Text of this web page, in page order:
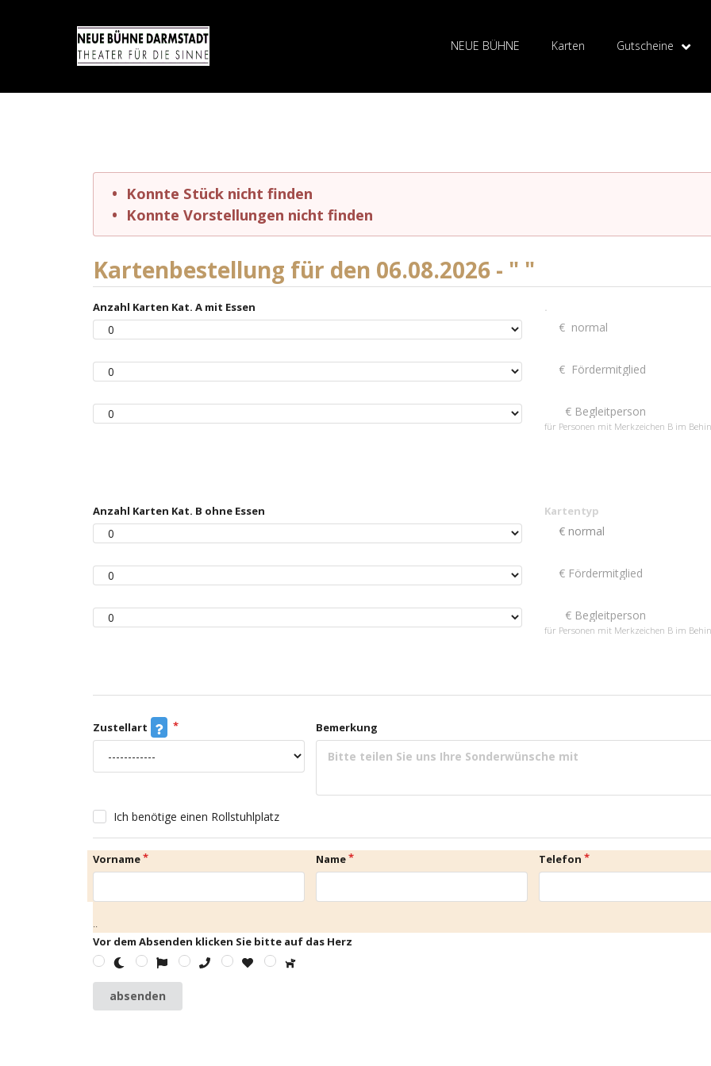
NEUE BÜHNE Karten Gutscheine
Konnte Stück nicht finden
Konnte Vorstellungen nicht finden
Kartenbestellung für den 06.08.2026 - " "
Anzahl Karten Kat. A mit Essen .
für Personen mit Merkzeichen B im
Anzahl Karten Kat. B ohne Essen Kartentyp
für Personen mit Merkzeichen B im
Zustellart Bemerkung
Ich benötige einen Rollstuhlplatz
Vorname Name Telefon
..
Vor dem Absenden klicken Sie bitte auf das Herz
absenden